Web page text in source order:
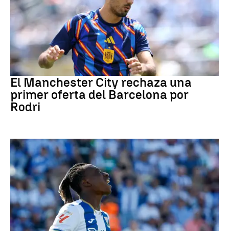
Fútbol
El Manchester City rechaza una
primer oferta del Barcelona por
Rodri